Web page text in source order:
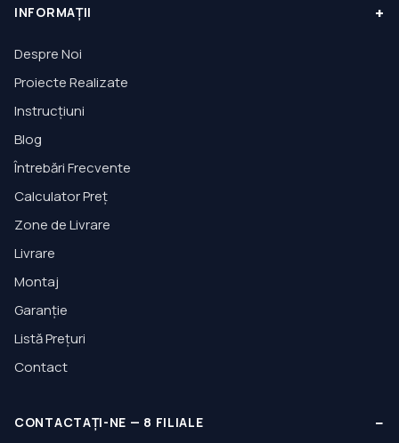
INFORMAȚII +
Despre Noi
Proiecte Realizate
Instrucțiuni
Blog
Întrebări Frecvente
Calculator Preț
Zone de Livrare
Livrare
Montaj
Garanție
Listă Prețuri
Contact
CONTACTAȚI-NE — 8 FILIALE −